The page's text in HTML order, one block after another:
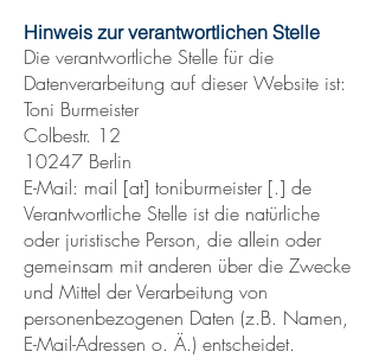
Hinweis zur verantwortlichen Stelle
Die verantwortliche Stelle für die
Datenverarbeitung auf dieser Website ist:
Toni Burmeister
Colbestr. 12
10247 Berlin
E-Mail: mail [at] toniburmeister [.] de
Verantwortliche Stelle ist die natürliche
oder juristische Person, die allein oder
gemeinsam mit anderen über die Zwecke
und Mittel der Verarbeitung von
personenbezogenen Daten (z.B. Namen,
E-Mail-Adressen o. Ä.) entscheidet.